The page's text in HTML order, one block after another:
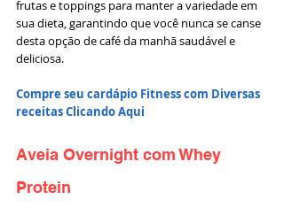
frutas e toppings para manter a variedade em
sua dieta, garantindo que você nunca se canse
desta opção de café da manhã saudável e
deliciosa.
Compre seu cardápio Fitness com Diversas
receitas Clicando Aqui
Aveia Overnight com Whey
Protein